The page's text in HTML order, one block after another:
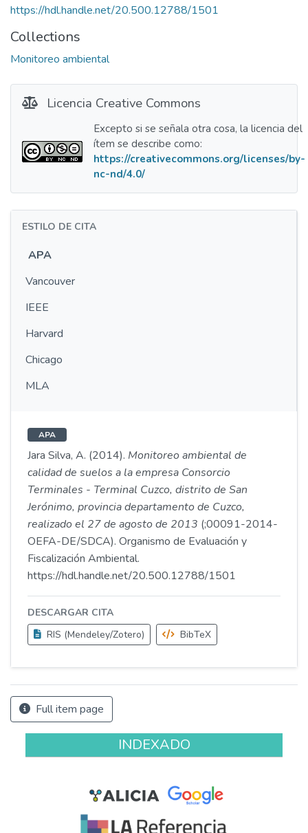
https://hdl.handle.net/20.500.12788/1501
Collections
Monitoreo ambiental
Licencia Creative Commons
Excepto si se señala otra cosa, la licencia del
ítem se describe como:
https://creativecommons.org/licenses/by-
nc-nd/4.0/
ESTILO DE CITA
APA
Vancouver
IEEE
Harvard
Chicago
MLA
APA
Jara Silva, A. (2014). Monitoreo ambiental de
calidad de suelos a la empresa Consorcio
Terminales - Terminal Cuzco, distrito de San
Jerónimo, provincia departamento de Cuzco,
realizado el 27 de agosto de 2013 (;00091-2014-
OEFA-DE/SDCA). Organismo de Evaluación y
Fiscalización Ambiental.
https://hdl.handle.net/20.500.12788/1501
DESCARGAR CITA
RIS (Mendeley/Zotero)
BibTeX
Full item page
INDEXADO